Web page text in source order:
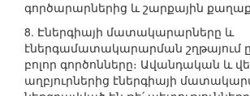
գործարարներից և շարքային
8. Էներգիայի մատակարարները և
էներգամատակարարման շղթայում
բոլոր գործոնները։ Ավանդական և
աղբյուրներից էներգիայի